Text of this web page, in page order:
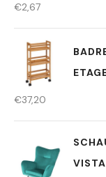
€2,67
€37,20